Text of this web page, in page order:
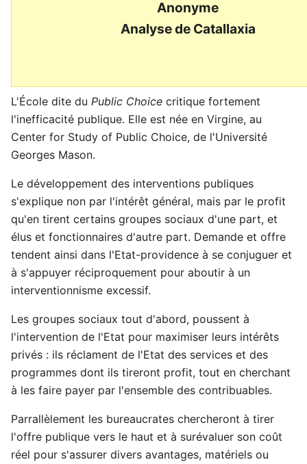
Anonyme
Analyse de Catallaxia
L'École dite du Public Choice critique fortement
l'inefficacité publique. Elle est née en Virgine, au
Center for Study of Public Choice, de l'Université
Georges Mason.
Le développement des interventions publiques
s'explique non par l'intérêt général, mais par le profit
qu'en tirent certains groupes sociaux d'une part, et
élus et fonctionnaires d'autre part. Demande et offre
tendent ainsi dans l'Etat-providence à se conjuguer et
à s'appuyer réciproquement pour aboutir à un
interventionnisme excessif.
Les groupes sociaux tout d'abord, poussent à
l'intervention de l'Etat pour maximiser leurs intérêts
privés : ils réclament de l'Etat des services et des
programmes dont ils tireront profit, tout en cherchant
à les faire payer par l'ensemble des contribuables.
Parrallèlement les bureaucrates chercheront à tirer
l'offre publique vers le haut et à surévaluer son coût
réel pour s'assurer divers avantages, matériels ou